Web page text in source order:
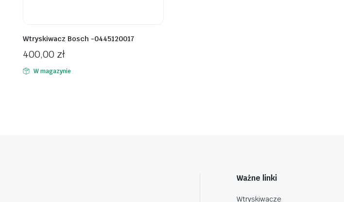
Wtryskiwacz Bosch -0445120017
400,00 zł
W magazynie
Ważne linki
Wtryskiwacze